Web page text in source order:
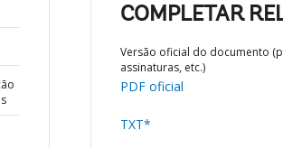
COMPLETAR
Versão oficial do documento
assinaturas, etc.)
PDF oficial
TXT*